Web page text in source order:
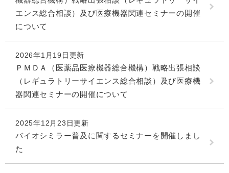
エンス総合相談）及び医療機器関連セミナーの開催
について
2026年1月19日更新
ＰＭＤＡ（医薬品医療機器総合機構）戦略出張相談
（レギュラトリーサイエンス総合相談）及び医療機
器関連セミナーの開催について
2025年12月23日更新
バイオシミラー普及に関するセミナーを開催しまし
た